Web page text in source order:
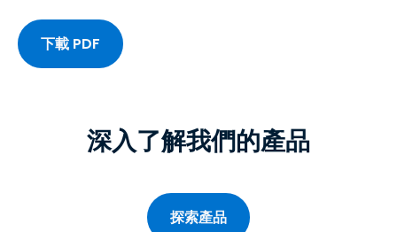
下載 PDF
深入了解我們的產品
探索產品